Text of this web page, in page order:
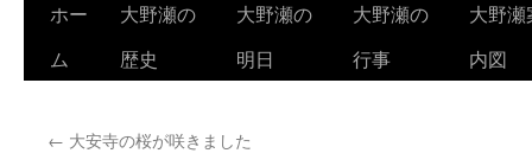
ン
ホー
ム
大野瀬の
歴史
大野瀬の
明日
大野瀬の
行事
大野瀬
内図
← 大安寺の桜が咲きました